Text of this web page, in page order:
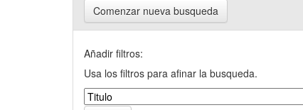
Comenzar nueva busqueda
Añadir filtros:
Usa los filtros para afinar la busqueda.